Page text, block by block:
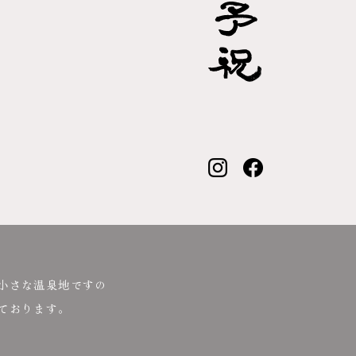
さな温泉地ですの
ります。